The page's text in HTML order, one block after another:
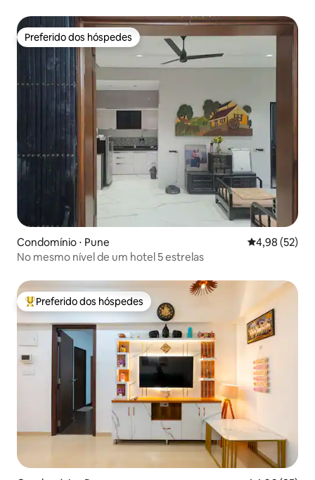
Preferido dos hóspedes
Preferido dos hóspedes
Condomínio ⋅ Pune 4,98 de uma
4,98 (52)
No mesmo nível de um hotel 5 estrelas
Entre os melhores preferidos dos hóspedes
Preferido dos hóspedes